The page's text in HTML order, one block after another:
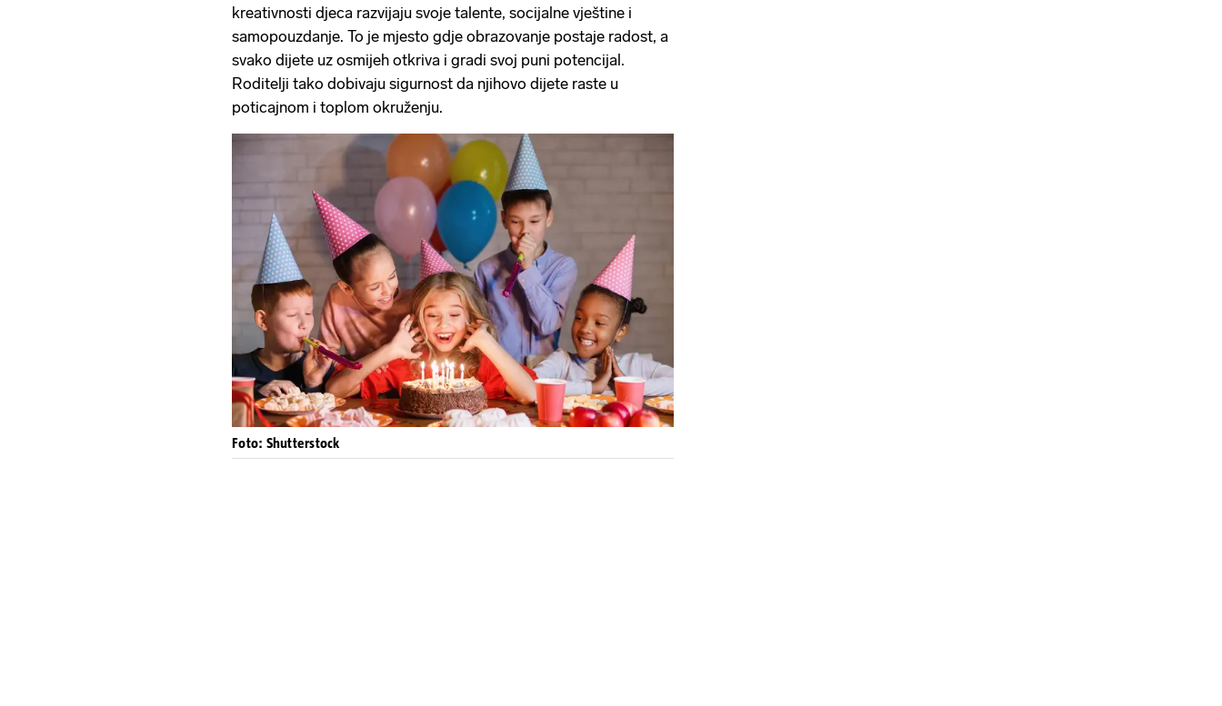
kreativnosti djeca razvijaju svoje talente, socijalne vještine i
samopouzdanje. To je mjesto gdje obrazovanje postaje radost, a
svako dijete uz osmijeh otkriva i gradi svoj puni potencijal.
Roditelji tako dobivaju sigurnost da njihovo dijete raste u
poticajnom i toplom okruženju.
Foto: Shutterstock